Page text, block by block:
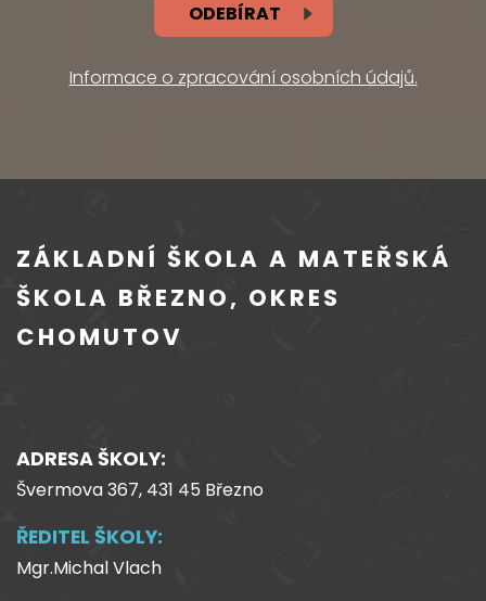
ODEBÍRAT
Informace o zpracování osobních údajů.
ZÁKLADNÍ ŠKOLA A MATEŘSKÁ
ŠKOLA BŘEZNO, OKRES
CHOMUTOV
ADRESA ŠKOLY:
Švermova 367, 431 45 Březno
ŘEDITEL ŠKOLY:
Mgr.Michal Vlach